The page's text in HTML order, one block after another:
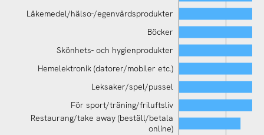
Läkemedel/hälso-/egenvårdsprodukter
Läkemedel/hälso-/egenvårdsprodukter
Böcker
Skönhets- och hygienprodukter
Hemelektronik (datorer/mobiler etc.)
Leksaker/spel/pussel
För sport/träning/friluftsliv
Restaurang/take away (beställ/betala
online)